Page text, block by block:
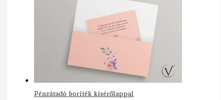
Pénzátadó boríték kísérőlappal